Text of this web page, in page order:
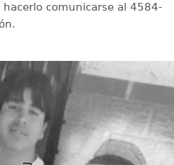
comunicarse al 4584-